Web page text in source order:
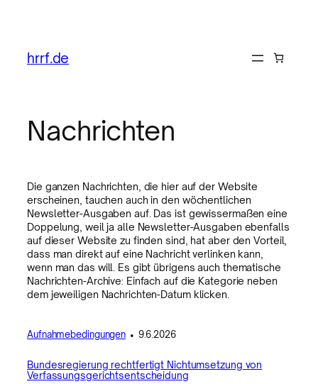
hrrf.de
Nachrichten
Die ganzen Nachrichten, die hier auf der Website
erscheinen, tauchen auch in den wöchentlichen
Newsletter-Ausgaben auf. Das ist gewissermaßen eine
Doppelung, weil ja alle Newsletter-Ausgaben ebenfalls
auf dieser Website zu finden sind, hat aber den Vorteil,
dass man direkt auf eine Nachricht verlinken kann,
wenn man das will. Es gibt übrigens auch thematische
Nachrichten-Archive: Einfach auf die Kategorie neben
dem jeweiligen Nachrichten-Datum klicken.
Aufnahmebedingungen • 9.6.2026
Bundesregierung rechtfertigt Nichtumsetzung von
Verfassungsgerichtsentscheidung